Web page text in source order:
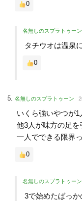
0
名無しのスプラトゥーン
タチウオは温泉
0
名無しのスプラトゥーン
いくら強いやつが1
他3人が味方の足
一人でできる限界
0
名無しのスプラトゥーン
3で始めたばっ